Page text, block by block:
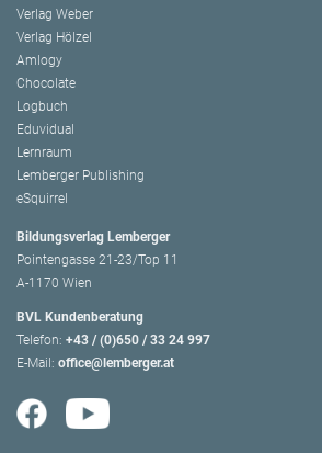
Verlag Weber
Verlag Hölzel
Amlogy
Chocolate
Logbuch
Eduvidual
Lernraum
Lemberger Publishing
eSquirrel
Bildungsverlag Lemberger
Pointengasse 21-23/Top 11
A-1170 Wien
BVL Kundenberatung
Telefon: +43 / (0)650 / 33 24 997
E-Mail: office@lemberger.at